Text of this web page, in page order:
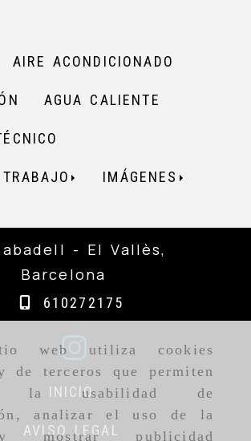
web utiliza cookies
de terceros que permiten
la usabilidad de
analizar el uso de la
mostrar publicidad
AIRE ACONDICIONADO
AGUA CALIENTE
IMÁGENES
- El Vallès,
Barcelona
610272175
INICIO
AVISO LEGAL